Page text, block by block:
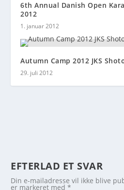
6th Annual Danish Open
2012
1. januar 2012
Autumn Camp 2012 JKS
29. juli 2012
EFTERLAD ET SVAR
Din e-mailadresse vil ikke blive
er markeret med*